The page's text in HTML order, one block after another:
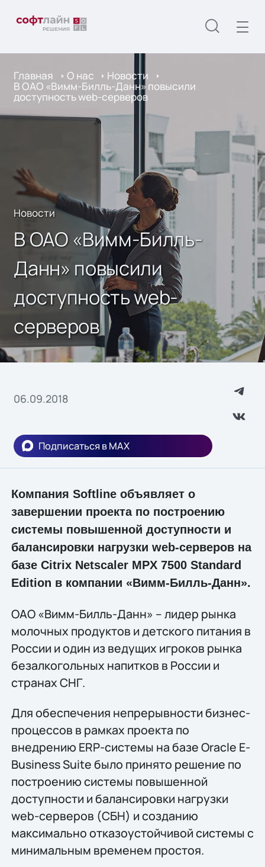
Главная О нас Новости
В ОАО «Вимм-Билль-Данн» повысили
доступность web-серверов
Новости
В ОАО «Вимм-Билль-
Данн» повысили
доступность web-
серверов
06.09.2018
Подписаться в MAX
Компания Softline объявляет о
завершении проекта по построению
системы повышенной доступности и
балансировки нагрузки web-серверов на
базе Citrix Netscaler MPX 7500 Standard
Edition в компании «Вимм-Билль-Данн».
ОАО «Вимм-Билль-Данн» – лидер рынка
молочных продуктов и детского питания в
России и один из ведущих игроков рынка
безалкогольных напитков в России и
странах СНГ.
Для обеспечения непрерывности бизнес-
процессов в рамках проекта по
внедрению ERP-системы на базе Oracle E-
Business Suite было принято решение по
построению системы повышенной
доступности и балансировки нагрузки
web-серверов (СБН) и созданию
максимально отказоустойчивой системы с
минимальным временем простоя.